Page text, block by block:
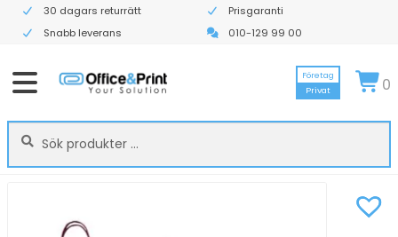
30 dagars returrätt
Prisgaranti
Snabb leverans
010-129 99 00
Sök
efter:
Sök
Företag
Privat
0